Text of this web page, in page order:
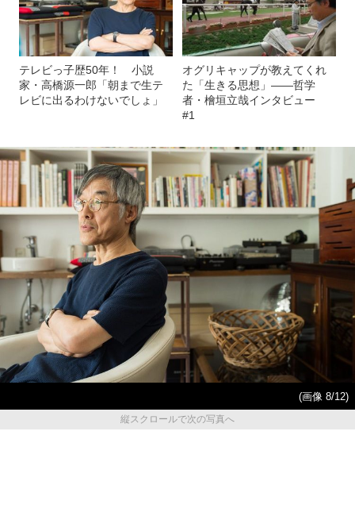
テレビっ子歴50年！ 小説
家・高橋源一郎「朝まで生テ
レビに出るわけないでしょ」
オグリキャップが教えてくれ
た「生きる思想」――哲学
者・檜垣立哉インタビュー
#1
(画像 8/12)
縦スクロールで次の写真へ